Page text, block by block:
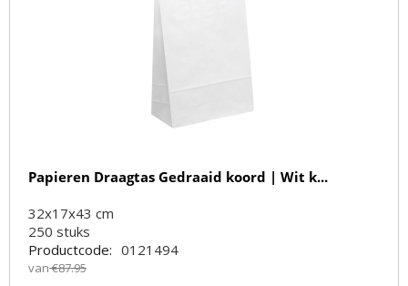
Papieren Draagtas Gedraaid koord | Wit k...
32x17x43 cm
250 stuks
Productcode: 0121494
van €87.95